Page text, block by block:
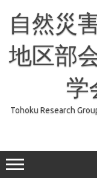
自然災
地区部
学
Tohoku Research